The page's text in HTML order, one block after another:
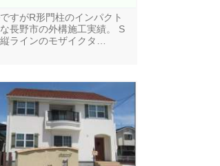
すがR形門柱のインパクト
長野市の外構施工実績。 S
ラインのモザイクタ…